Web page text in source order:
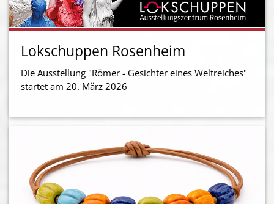
Lokschuppen Rosenheim
Die Ausstellung "Römer - Gesichter eines Weltreiches"
startet am 20. März 2026